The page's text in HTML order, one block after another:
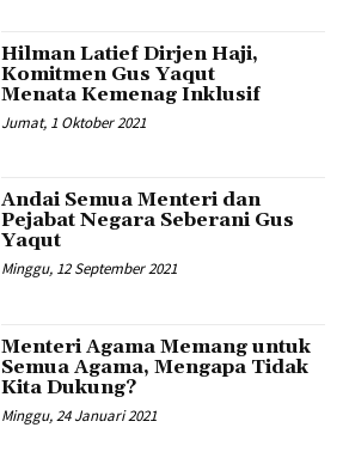
Hilman Latief Dirjen Haji,
Komitmen Gus Yaqut
Menata Kemenag Inklusif
Jumat, 1 Oktober 2021
Andai Semua Menteri dan
Pejabat Negara Seberani Gus
Yaqut
Minggu, 12 September 2021
Menteri Agama Memang untuk
Semua Agama, Mengapa Tidak
Kita Dukung?
Minggu, 24 Januari 2021